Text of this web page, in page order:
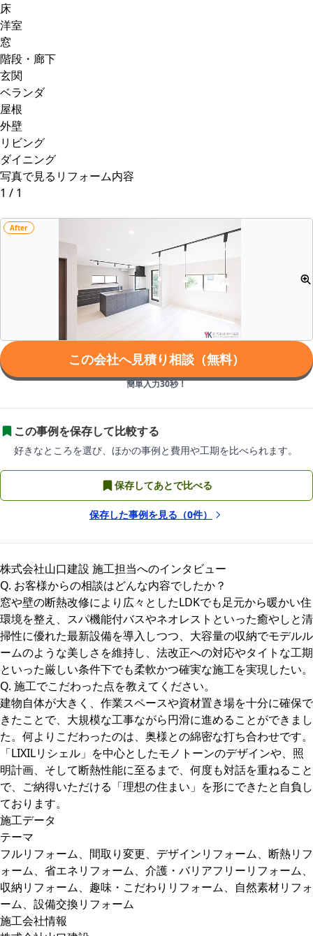
床
洋室
窓
階段・廊下
玄関
ベランダ
屋根
外壁
リビング
ダイニング
写真で見るリフォーム内容
1 / 1
After
この会社へ見積り相談（無料）
簡単入力30秒！
この事例を保存して比較する
好きなところを選び、ほかの事例と費用や工期を比べられます。
保存してあとで比べる
保存した事例を見る（0件）
株式会社山口建設 施工担当へのインタビュー
Q. お客様からの相談はどんな内容でしたか？
窓や壁の断熱改修により広々としたLDKでも足元から暖かい住
環境を整え、スパ機能付バスやネオレストといった癒やしと清
掃性に優れた最新設備を導入しつつ、大容量の収納でモデルル
ームのような美しさを維持し、法改正への対応やタイトな工期
といった厳しい条件下でも柔軟かつ確実な施工を実現したい。
Q. 施工でこだわった点を教えてください。
建物自体が大きく、作業スペースや資材置き場を十分に確保で
きたことで、大規模な工事ながら円滑に進めることができまし
た。何よりこだわったのは、奥様との綿密な打ち合わせです。
「LIXILリシェル」を中心としたモノトーンのデザインや、照
明計画、そして断熱性能に至るまで、何度も対話を重ねること
で、ご納得いただける「理想の住まい」を形にできたと自負し
ております。
施工データ
テーマ
フルリフォーム、間取り変更、デザインリフォーム、断熱リフ
ォーム、省エネリフォーム、介護・バリアフリーリフォーム、
収納リフォーム、趣味・こだわりリフォーム、自然素材リフォ
ーム、設備交換リフォーム
施工会社情報